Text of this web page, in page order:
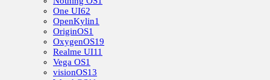
One UI62
OpenKylin1
OriginOS1
OxygenOS19
Realme UI11
Vega OS1
visionOS13